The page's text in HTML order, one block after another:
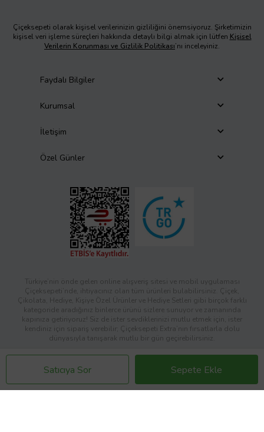
Satıcıya Sor Sepete Ekle
Çiçeksepeti olarak kişisel verilerinizin gizliliğini önemsiyoruz. Şirketimizin
kişisel veri işleme süreçleri hakkında detaylı bilgi almak için lütfen Kişisel
Verilerin Korunması ve Gizlilik Politikası’nı inceleyiniz.
Faydalı Bilgiler
Kurumsal
İletişim
Özel Günler
Türkiye’nin önde gelen online alışveriş sitesi ve mobil uygulaması
Çiçeksepeti’nde, ihtiyacınız olan tüm ürünleri bulabilirsiniz. Çiçek,
Çikolata, Hediye, Kişiye Özel Ürünler ve Hediye Setleri gibi birçok farklı
kategoride aradığınız binlerce ürünü sizlere sunuyor ve zamanında
kapınıza getiriyoruz! Siz de ister sevdiklerinizi mutlu etmek için, ister
kendiniz için sipariş verebilir; Çiçeksepeti Extra’nın fırsatlarla dolu
dünyasıyla tanışarak mutlu bir gün geçirebilirsiniz.
Copyright © 2026 Çiçeksepeti İnternet Hizmetleri A.Ş